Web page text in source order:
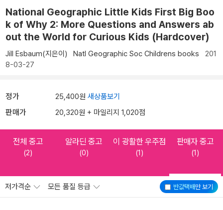
National Geographic Little Kids First Big Boo
k of Why 2: More Questions and Answers ab
out the World for Curious Kids (Hardcover)
Jill Esbaum(지은이) Natl Geographic Soc Childrens books 201
8-03-27
정가 25,400원 새상품보기
판매가 20,320원 + 마일리지 1,020점
전체 중고
(2)
알라딘 중고
(0)
이 광활한 우주점
(1)
판매자 중고
(1)
반값택배만 보기
저가격순 모든 품질 등급